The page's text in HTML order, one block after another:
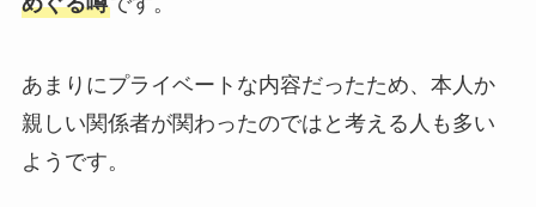
あまりにプライベートな内容だったため、本人か
親しい関係者が関わったのではと考える人も多い
ようです。